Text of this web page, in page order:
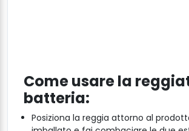
Come usare la
batteria:
Posiziona la reggia attorno al